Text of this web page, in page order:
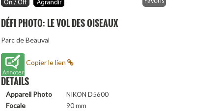
DÉFI PHOTO: LE VOL DES OISEAUX
Parc de Beauval
Copier le lien
DETAILS
Appareil Photo NIKON D5600
Focale 90 mm